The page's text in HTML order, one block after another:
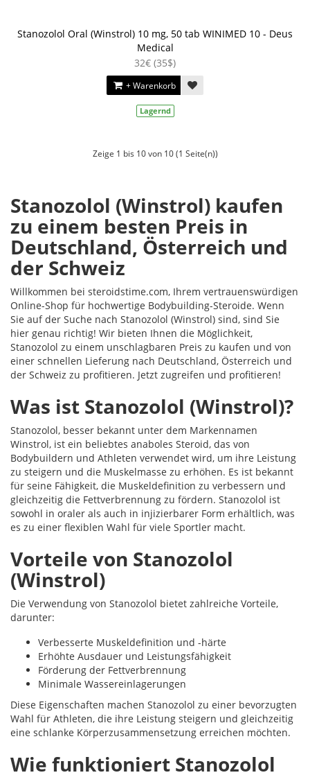
Stanozolol Oral (Winstrol) 10 mg, 50 tab WINIMED 10 - Deus
Medical
32€ (35$)
+ Warenkorb
Lagernd
Zeige 1 bis 10 von 10 (1 Seite(n))
Stanozolol (Winstrol) kaufen
zu einem besten Preis in
Deutschland, Österreich und
der Schweiz
Willkommen bei steroidstime.com, Ihrem vertrauenswürdigen
Online-Shop für hochwertige Bodybuilding-Steroide. Wenn
Sie auf der Suche nach Stanozolol (Winstrol) sind, sind Sie
hier genau richtig! Wir bieten Ihnen die Möglichkeit,
Stanozolol zu einem unschlagbaren Preis zu kaufen und von
einer schnellen Lieferung nach Deutschland, Österreich und
der Schweiz zu profitieren. Jetzt zugreifen und profitieren!
Was ist Stanozolol (Winstrol)?
Stanozolol, besser bekannt unter dem Markennamen
Winstrol, ist ein beliebtes anaboles Steroid, das von
Bodybuildern und Athleten verwendet wird, um ihre Leistung
zu steigern und die Muskelmasse zu erhöhen. Es ist bekannt
für seine Fähigkeit, die Muskeldefinition zu verbessern und
gleichzeitig die Fettverbrennung zu fördern. Stanozolol ist
sowohl in oraler als auch in injizierbarer Form erhältlich, was
es zu einer flexiblen Wahl für viele Sportler macht.
Vorteile von Stanozolol
(Winstrol)
Die Verwendung von Stanozolol bietet zahlreiche Vorteile,
darunter:
Verbesserte Muskeldefinition und -härte
Erhöhte Ausdauer und Leistungsfähigkeit
Förderung der Fettverbrennung
Minimale Wassereinlagerungen
Diese Eigenschaften machen Stanozolol zu einer bevorzugten
Wahl für Athleten, die ihre Leistung steigern und gleichzeitig
eine schlanke Körperzusammensetzung erreichen möchten.
Wie funktioniert Stanozolol